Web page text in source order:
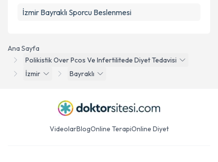
Ana Sayfa
Polikistik Over Pcos Ve Infertilitede Diyet Tedavisi
İzmir
Bayraklı
İzmir Bayraklı Sporcu Beslenmesi
VideolarBlogOnline TerapiOnline Diyet